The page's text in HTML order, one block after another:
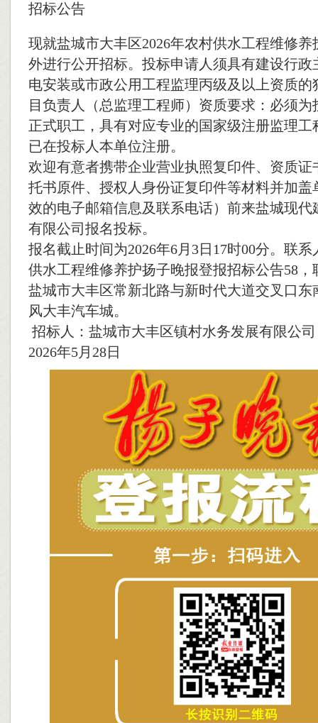
招标公告
现就盐城市大丰区2026年农村供水工程维修
外进行公开招标。投标申请人须具有建设行政
电安装或市政公用工程监理丙级及以上资质的
目负责人（总监理工程师）资质要求：必须
正式职工，具有对应专业的国家级注册监理工
已在投标人本单位注册。
欢迎有意者携带企业营业执照复印件、资质证
托书原件、授权人身份证复印件等材料并加盖
效的电子邮箱信息及联系电话）前来盐城现代
有限公司报名投标。
报名截止时间为2026年6月3日17时00分。联系
供水工程维修养护扬子晚报登报招标公告58
盐城市大丰区常新北路与新时代大道交叉口东
风大丰汽车城。
招标人：盐城市大丰区镇村水务发展有限公
2026年5月28日